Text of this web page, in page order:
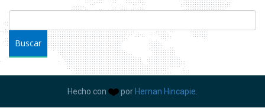
FORMULARIO DE BÚSQUEDA
Hecho con por Hernan Hincapie.